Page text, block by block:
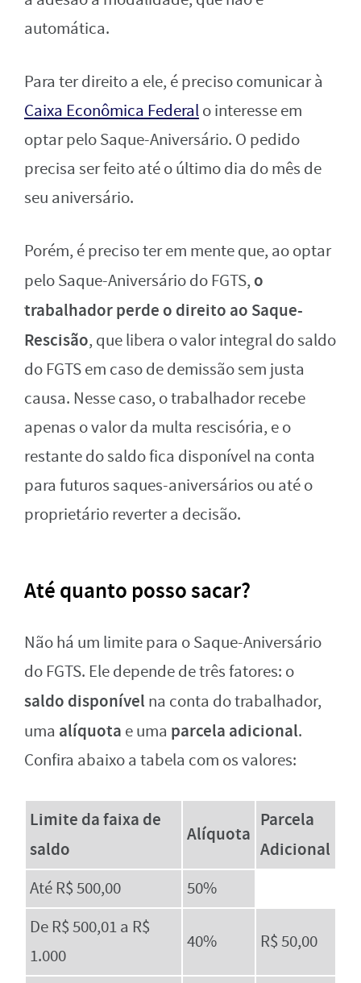
automática.
Para ter direito a ele, é preciso comunicar à
Caixa Econômica Federalo interesse em
optar pelo Saque-Aniversário. O pedido
precisa ser feito até o último dia do mês de
seu aniversário.
Porém, é preciso ter em mente que, ao optar
pelo Saque-Aniversário do FGTS, o
trabalhador perde o direito ao Saque-
Rescisão, que libera o valor integral do saldo
do FGTS em caso de demissão sem justa
causa. Nesse caso, o trabalhador recebe
apenas o valor da multa rescisória, e o
restante do saldo fica disponível na conta
para futuros saques-aniversários ou até o
proprietário reverter a decisão.
Até quanto posso sacar?
Não há um limite para o Saque-Aniversário
do FGTS. Ele depende de três fatores: o
saldo disponível na conta do trabalhador,
uma alíquota e uma parcela adicional.
Confira abaixo a tabela com os valores:
Limite da faixa de
saldo
Alíquota
Parcela
Adicional
Até R$ 500,00
50%
De R$ 500,01 a R$
1.000
40% R$ 50,00